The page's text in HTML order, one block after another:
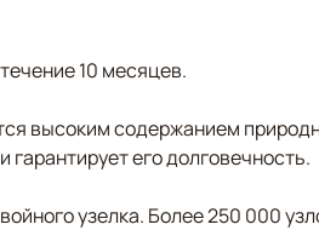
10 месяцев.
высоким содержанием
гарантирует его долговечность.
узелка. Более 250 000